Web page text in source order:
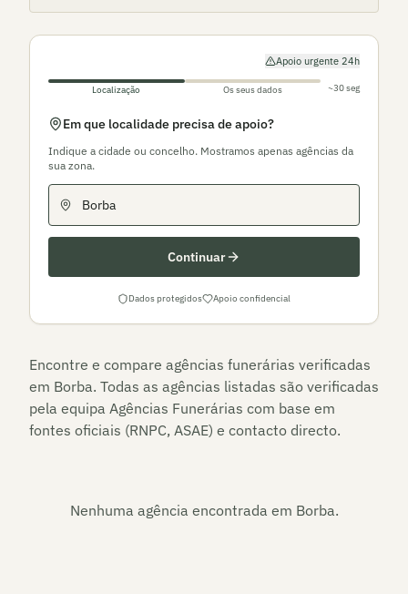
Apoio urgente 24h
Localização Os seus dados ~30 seg
Em que localidade precisa de apoio?
Indique a cidade ou concelho. Mostramos apenas agências da
sua zona.
Continuar
Dados protegidos Apoio confidencial
Encontre e compare agências funerárias verificadas
em Borba. Todas as agências listadas são verificadas
pela equipa Agências Funerárias com base em
fontes oficiais (RNPC, ASAE) e contacto directo.
Nenhuma agência encontrada em Borba.